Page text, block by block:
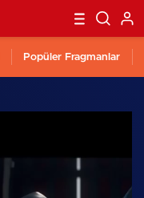
Popüler Fragmanlar